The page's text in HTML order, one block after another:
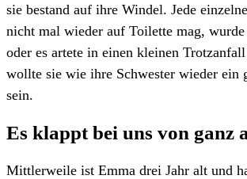
sie bestand auf ihre Windel. Jede
nicht mal wieder auf Toilette mag, wurde
oder es artete in einen kleinen
wollte sie wie ihre Schwester wieder ein
sein.
Es klappt bei uns von ganz
Mittlerweile ist Emma drei Jahr alt und